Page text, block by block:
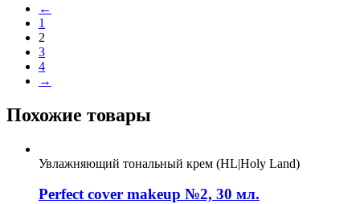
←
1
2
3
4
→
Похожие товары
Увлажняющий тональный крем (HL|Holy Land)
Perfect cover makeup №2, 30 мл.